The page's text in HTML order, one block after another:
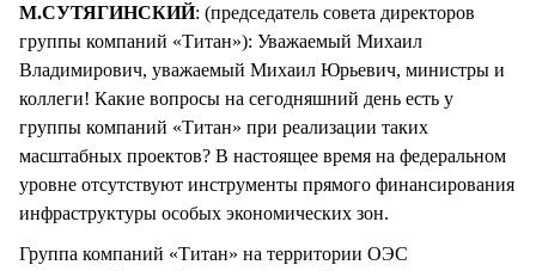
М.СУТЯГИНСКИЙ: (председатель совета директоров
группы компаний «Титан»): Уважаемый Михаил
Владимирович, уважаемый Михаил Юрьевич, министры и
коллеги! Какие вопросы на сегодняшний день есть у
группы компаний «Титан» при реализации таких
масштабных проектов? В настоящее время на федеральном
уровне отсутствуют инструменты прямого финансирования
инфраструктуры особых экономических зон.
Группа компаний «Титан» на территории ОЭС